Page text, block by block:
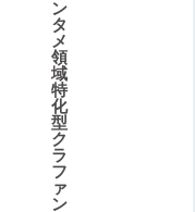
ン
タ
メ
領
域
特
化
型
ク
ラ
フ
ァ
ン